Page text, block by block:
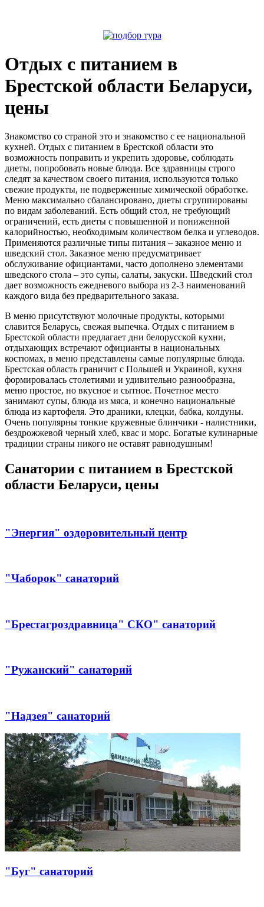
Отдых с питанием в
Брестской области Беларуси,
цены
Знакомство со страной это и знакомство с ее национальной
кухней. Отдых с питанием в Брестской области это
возможность поправить и укрепить здоровье, соблюдать
диеты, попробовать новые блюда. Все здравницы строго
следят за качеством своего питания, используются только
свежие продукты, не подверженные химической обработке.
Меню максимально сбалансировано, диеты сгруппированы
по видам заболеваний. Есть общий стол, не требующий
ограничений, есть диеты с повышенной и пониженной
калорийностью, необходимым количеством белка и углеводов.
Применяются различные типы питания – заказное меню и
шведский стол. Заказное меню предусматривает
обслуживание официантами, часто дополнено элементами
шведского стола – это супы, салаты, закуски. Шведский стол
дает возможность ежедневого выбора из 2-3 наименований
каждого вида без предварительного заказа.
В меню присутствуют молочные продукты, которыми
славится Беларусь, свежая выпечка. Отдых с питанием в
Брестской области предлагает дни белорусской кухни,
отдыхающих встречают официанты в национальных
костюмах, в меню представлены самые популярные блюда.
Брестская область граничит с Польшей и Украиной, кухня
формировалась столетиями и удивительно разнообразна,
меню простое, но вкусное и сытное. Почетное место
занимают супы, блюда из мяса, и конечно национальные
блюда из картофеля. Это драники, клецки, бабка, колдуны.
Очень популярны тонкие кружевные блинчики - налистники,
бездрожжевой черный хлеб, квас и морс. Богатые кулинарные
традиции страны никого не оставят равнодушным!
Санатории с питанием в Брестской
области Беларуси, цены
"Энергия" оздоровительный центр
"Чаборок" санаторий
"Брестагроздравница" СКО" санаторий
"Ружанский" санаторий
"Надзея" санаторий
"Буг" санаторий